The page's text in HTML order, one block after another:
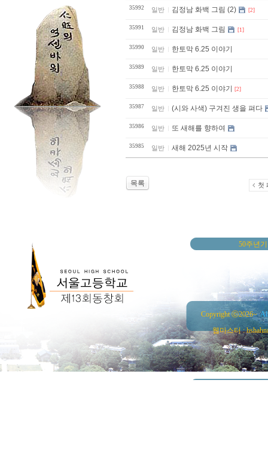
35992 일반 김정남 화백 그림 (2) [2]
35991 일반 김정남 화백 그림 [1]
35990 일반 한토막 6.25 이야기
35989 일반 한토막 6.25 이야기
35988 일반 한토막 6.25 이야기 [2]
35987 일반 (시와 사색) 구겨진 생을 펴다
35986 일반 또 새해를 향하여
35985 일반 새해 2025년 시작
목록 첫
50주년
Copyright ⓒ2026~
웹마스터 :